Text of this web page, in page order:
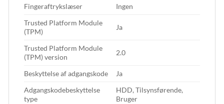
Fingeraftrykslæser
Ingen
Trusted Platform Module
(TPM)
Ja
Trusted Platform Module
(TPM) version
2.0
Beskyttelse af adgangskode
Ja
Adgangskodebeskyttelse
type
HDD, Tilsynsførende,
Bruger